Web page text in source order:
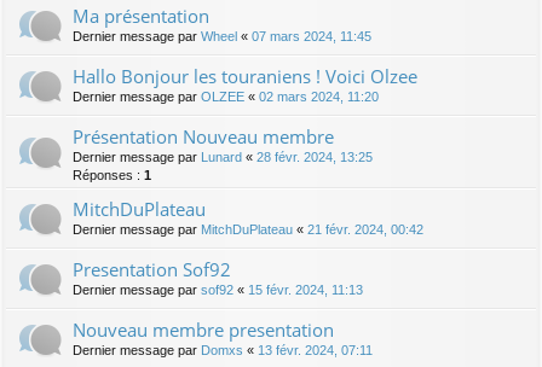
Ma présentation
Dernier message par Wheel « 07 mars 2024, 11:45
Hallo Bonjour les touraniens ! Voici Olzee
Dernier message par OLZEE « 02 mars 2024, 11:20
Présentation Nouveau membre
Dernier message par Lunard « 28 févr. 2024, 13:25
Réponses : 1
MitchDuPlateau
Dernier message par MitchDuPlateau « 21 févr. 2024, 00:42
Presentation Sof92
Dernier message par sof92 « 15 févr. 2024, 11:13
Nouveau membre presentation
Dernier message par Domxs « 13 févr. 2024, 07:11